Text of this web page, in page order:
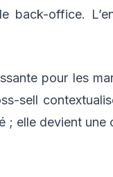
back-office.
pour les
sell
; elle devient